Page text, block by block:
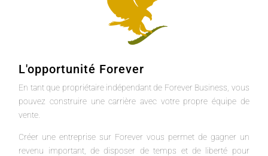
L'opportunité Forever
En tant que propriétaire indépendant de Forever Business, vous
pouvez construire une carrière avec votre propre équipe de
vente.
Créer une entreprise sur Forever vous permet de gagner un
revenu important, de disposer de temps et de liberté pour